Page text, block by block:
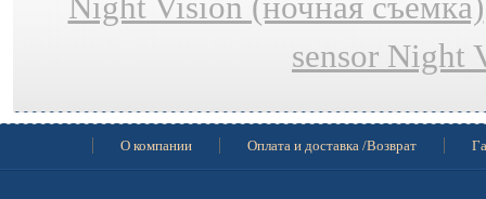
sensor Night
О компании Оплата и доставка /Возврат